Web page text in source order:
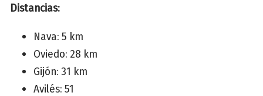
Distancias:
Nava: 5 km
Oviedo: 28 km
Gijón: 31 km
Avilés: 51